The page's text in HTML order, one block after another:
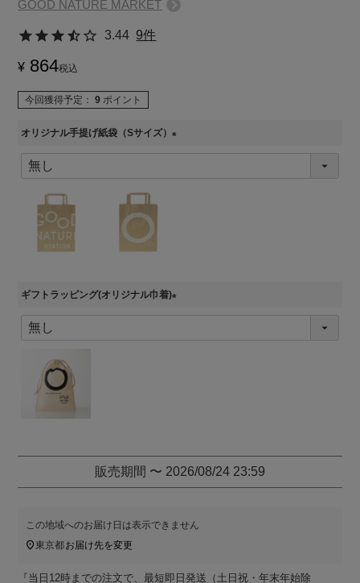
GOOD NATURE MARKET
3.44 9件
¥ 864税込
今回獲得予定： 9 ポイント
オリジナル手提げ紙袋（Sサイズ）
(
ギフトラッピング(オリジナル巾着)
(
販売期間 〜 2026/08/24 23:59
この地域へのお届け日は表示できません
東京都お届け先を変更
『当日12時までの注文で、最短即日発送（土日祝・年末年始除